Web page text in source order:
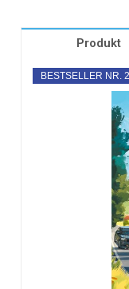
Produkt
BESTSELLER NR. 2